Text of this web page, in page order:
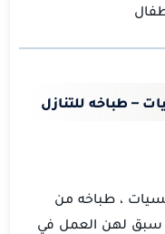
– طباخه للتنازل
، طباخه من
سبق لهن العمل في